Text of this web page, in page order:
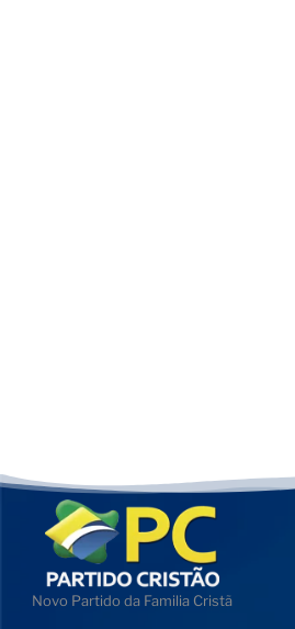
Novo Partido da Familia Cristã